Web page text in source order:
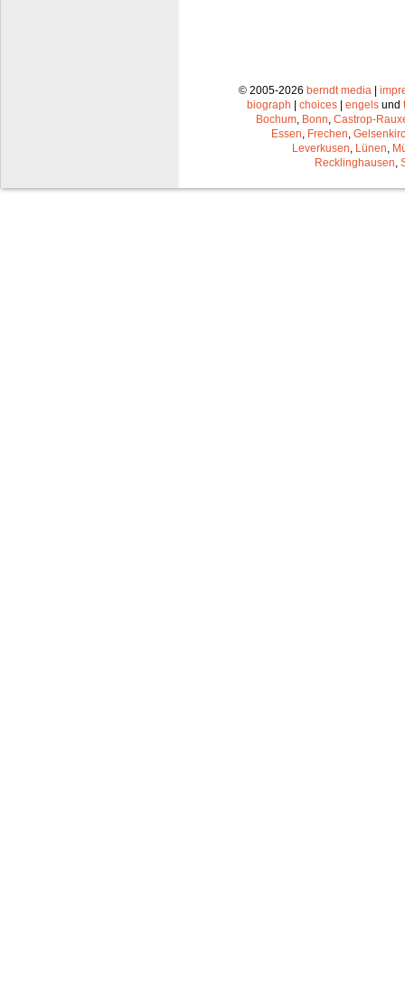
© 2005-2026 berndt media |
biograph | choices | engels und
Bochum Bonn Castrop-
Essen Frechen
Leverkusen Lünen
Recklinghausen